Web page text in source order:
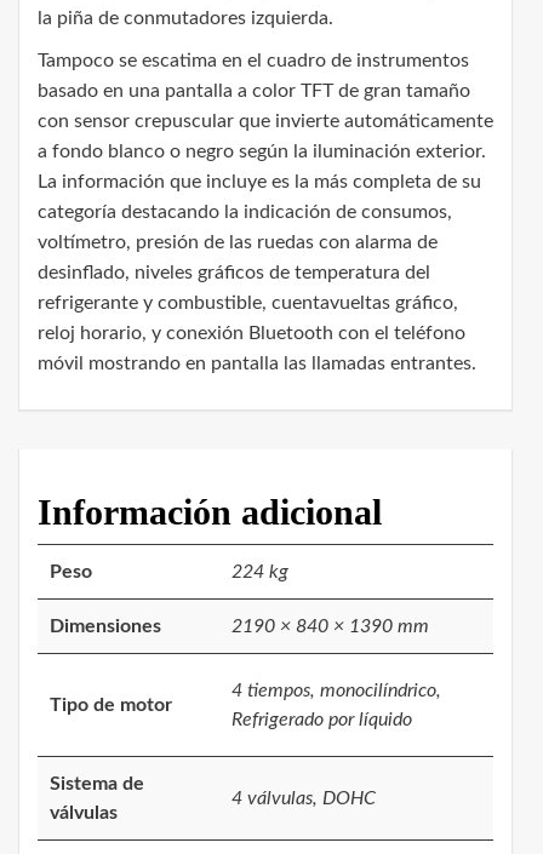
la piña de conmutadores izquierda.
Tampoco se escatima en el cuadro de instrumentos
basado en una pantalla a color TFT de gran tamaño
con sensor crepuscular que invierte automáticamente
a fondo blanco o negro según la iluminación exterior.
La información que incluye es la más completa de su
categoría destacando la indicación de consumos,
voltímetro, presión de las ruedas con alarma de
desinflado, niveles gráficos de temperatura del
refrigerante y combustible, cuentavueltas gráfico,
reloj horario, y conexión Bluetooth con el teléfono
móvil mostrando en pantalla las llamadas entrantes.
Información adicional
Peso 224 kg
Dimensiones 2190 × 840 × 1390 mm
Tipo de motor
4 tiempos, monocilíndrico,
Refrigerado por líquido
Sistema de
válvulas
4 válvulas, DOHC